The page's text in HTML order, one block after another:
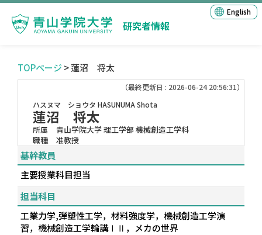
研究者情報
English
TOPページ > 蓮沼 将太
（最終更新日 : 2026-06-24 20:56:31）
ハスヌマ ショウタ HASUNUMA Shota
蓮沼 将太
所属
青山学院大学 理工学部 機械創造工学科
職種
准教授
基幹教員
主要授業科目担当
担当科目
工業力学,弾塑性工学，材料強度学，機械創造工学演
習，機械創造工学輪講ⅠⅡ，メカの世界